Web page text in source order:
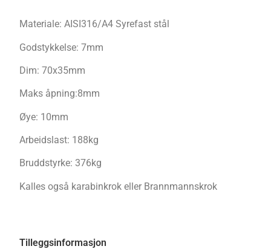
Materiale: AISI316/A4 Syrefast stål
Godstykkelse: 7mm
Dim: 70x35mm
Maks åpning:8mm
Øye: 10mm
Arbeidslast: 188kg
Bruddstyrke: 376kg
Kalles også karabinkrok eller Brannmannskrok
Tilleggsinformasjon